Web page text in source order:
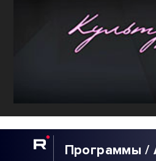
Программы /